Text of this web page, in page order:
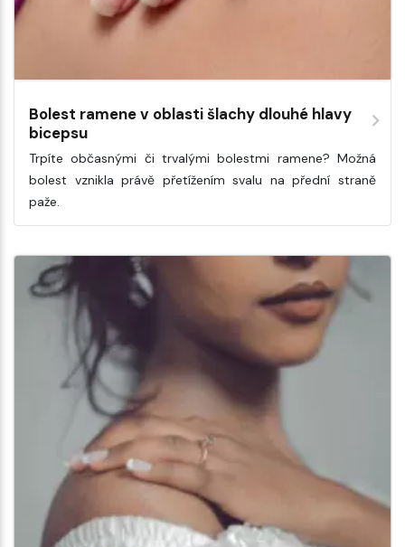
Bolest ramene v oblasti šlachy dlouhé hlavy
bicepsu
Trpíte občasnými či trvalými bolestmi ramene? Možná
bolest vznikla právě přetížením svalu na přední straně
paže.